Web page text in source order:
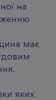
на
має
яких